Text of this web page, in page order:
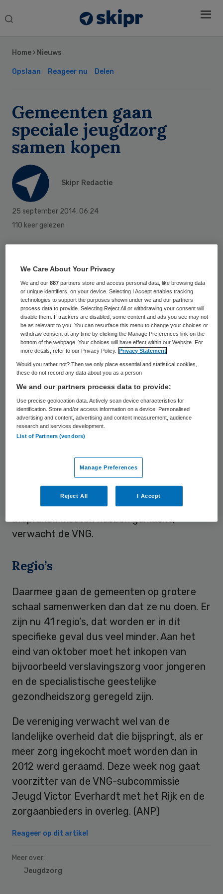
Search
Home › Nieuws
Opslaan Reageer nu Delen
Gemeenten gaan
speciale jeugdzorg
samen kopen
Skipr Redactie
25 september 2014, 06:24
110 keer gelezen
grotere schaal samenwerken bij het inkopen
van specialistische jeugdzorg. Zo moet
worden voorkomen dat die zorg voor
kwetsbare kinderen in 2015 in de knel komt,
meldde de Vereniging van Nederlandse
Gemeenten (VNG) woensdagavond.
Vanaf volgend jaar gaat niet het Rijk, maar
de gemeente de jeugdzorg leveren. Dat
betekent dat gemeenten uiterlijk 1
november afspraken moeten hebben
gemaakt met zorgaanbieders. Maandag
specialistische jeugdzorg spaak loopt. Door
gezamenlijk op te trekken in regio’s van
ongeveer een miljoen inwoners, zouden
gemeenten en zorgaanbieders op tijd
afspraken moeten hebben gemaakt,
verwacht de VNG.
Regio’s
Daarmee gaan de gemeenten op grotere
schaal samenwerken dan dat ze nu doen. Er
zijn nu 41 regio’s, dat worden er in dit
specifieke geval dus veel minder. Aan het
eind van oktober moet het inkopen van
bijvoorbeeld verslavingszorg voor jongeren
en de specialistische geestelijke
gezondheidszorg geregeld zijn.
De vereniging verwacht wel van de
landelijke overheid dat die bijspringt, als er
meer zorg ingekocht moet worden dan in
2012 werd geraamd. Deze week nog gaat
voorzitter van de VNG-subcommissie
Jeugd Victor Everhardt met het Rijk en de
zorgaanbieders in overleg. (ANP)
Reageer op dit artikel
Meer over:
Jeugdzorg
Sidebar
We Care About Your Privacy
We and our887 partners store and access personal data, like browsing data
or unique identifiers, on your device. Selecting I Accept enables tracking
technologies to support the purposes shown under we and our partners
process data to provide. Selecting Reject All or withdrawing your consent will
disable them. If trackers are disabled, some content and ads you see may not
be as relevant to you. You can resurface this menu to change your choices or
withdraw consent at any time by clicking the Manage Preferences link on the
bottom of the webpage. Your choices will have effect within our Website. For
more details, refer to our Privacy Policy.
Privacy Statement
Would you rather not? Then we only place essential and statistical cookies,
these do not record any data about you as a person
We and our partners process data to provide:
Use precise geolocation data. Actively scan device characteristics for
identification. Store and/or access information on a device. Personalised
advertising and content, advertising and content measurement, audience
research and services development.
List of Partners (vendors)
Manage Preferences
Reject All I Accept